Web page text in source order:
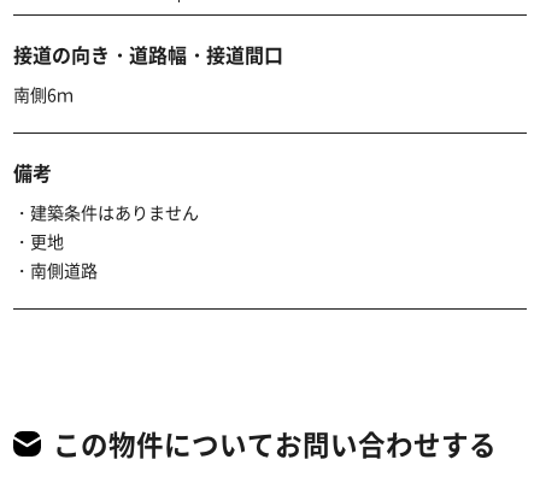
接道の向き・道路幅・接道間口
南側6ｍ
備考
・建築条件はありません
・更地
・南側道路
この物件についてお問い合わせする